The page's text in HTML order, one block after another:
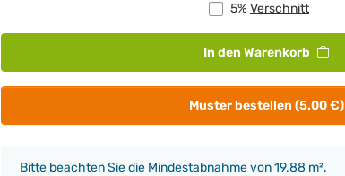
5% Verschnitt
In den Warenkorb
Muster bestellen (5.00 €)
x
Bitte beachten Sie die Mindestabnahme von 19.88 m².